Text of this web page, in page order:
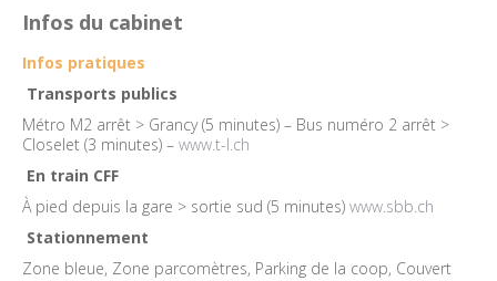
Infos du cabinet
Infos pratiques
Transports publics
Métro M2 arrêt > Grancy (5 minutes) – Bus numéro 2 arrêt >
Closelet (3 minutes) – www.t-l.ch
En train CFF
À pied depuis la gare > sortie sud (5 minutes) www.sbb.ch
Stationnement
Zone bleue, Zone parcomètres, Parking de la coop, Couvert